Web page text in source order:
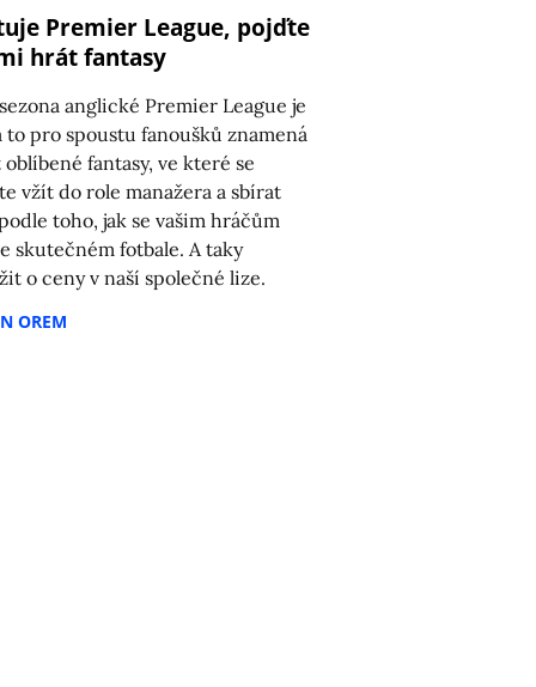
Premier League, pojďte
hrát fantasy
anglické Premier League je
to pro spoustu fanoušků znamená
fantasy, ve které se
vžít do role manažera a sbírat
toho, jak se vašim hráčům
skutečném fotbale. A taky
o ceny v naší společné lize.
OREM
8